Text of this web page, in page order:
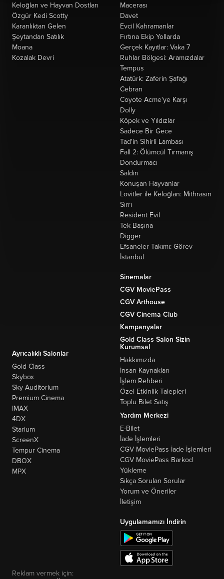
Keloğlan ve Hayvan Dostları
Özgür Kedi Scotty
Karanlıktan Gelen
Şeytandan Satılık
Moana
Kozalak Devri
Macerası
Davet
Evcil Kahramanlar
Fırtına Ekip Yollarda
Gerçek Kayıtlar: Vaka 7
Ruhlar Bölgesi: Aramızdalar
Tempus
Atatürk: Zaferin Şafağı
Cebran
Coyote Acme'ye Karşı
Dolly
Köpek ve Yıldızlar
Sadece Bir Gece
Tad'in Sihirli Lambası
Fall 2: Ölümcül Tırmanış
Dondurmacı
Saldırı
Konuşan Hayvanlar
Lovitler ile Keloğlan: Mithrasın
Sırrı
Resident Evil
Tek Başına
Digger
Efsaneler Takımı: Görev
İstanbul
Sinemalar
CGV MoviePass
CGV Arthouse
CGV Cinema Club
Kampanyalar
Gold Class Salon Sizin
Ayrıcalıklı Salonlar
Gold Class
Skybox
Sky Auditorium
Premium Cinema
IMAX
4DX
Starium
ScreenX
Tempur Cinema
DBOX
MPX
Kurumsal
Hakkımızda
İnsan Kaynakları
İşlem Rehberi
Özel Etkinlik Talepleri
Toplu Bilet Satış
Yardım Merkezi
E-Bilet
İade İşlemleri
CGV MoviePass İade İşlemleri
CGV MoviePass Barkod
Yükleme
Sıkça Sorulan Sorular
Yorum ve Öneriler
İletişim
Uygulamamızı İndirin
Reklam vermek için: